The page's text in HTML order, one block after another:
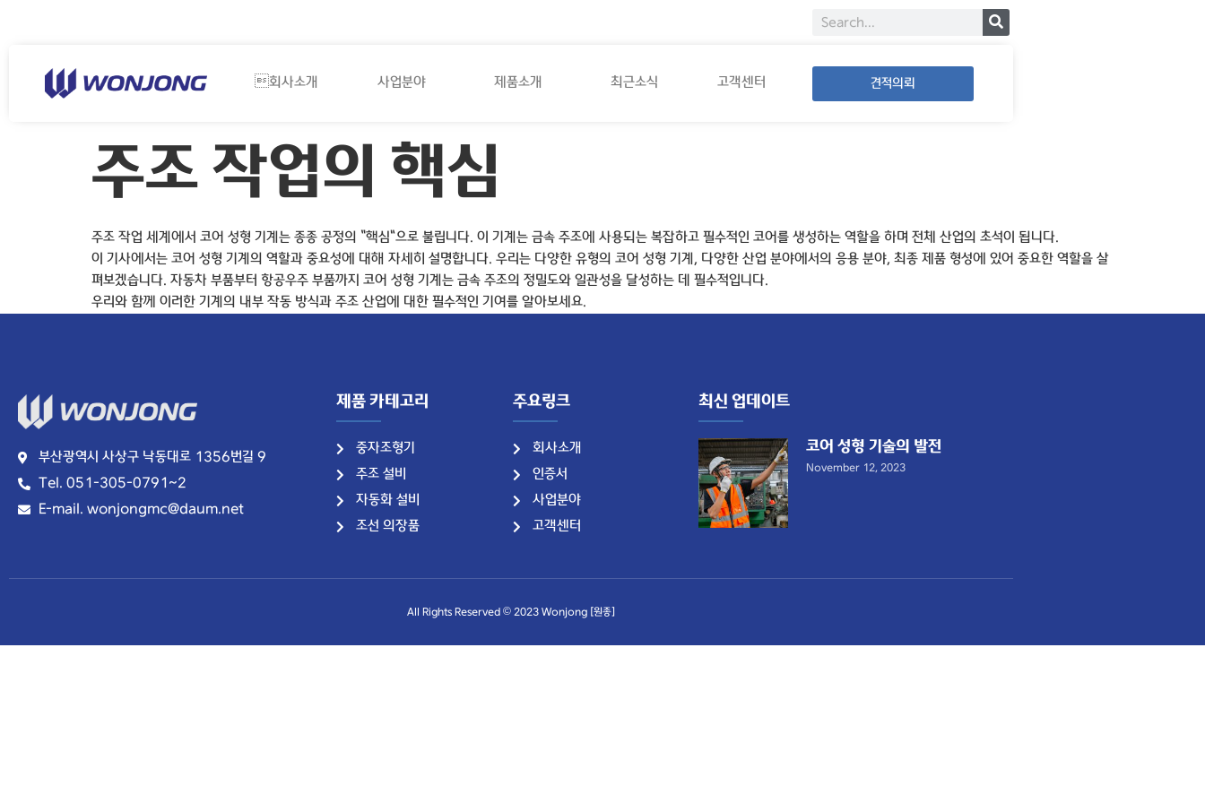
회사소개 사업분야 제품소개 최근소식 고객센터 견적의뢰
주조 작업의 핵심
주조 작업 세계에서 코어 성형 기계는 종종 공정의 “핵심”으로 불립니다. 이 기계는 금속 주조에 사용되는 복잡하고 필수적인 코어를 생성하는 역할을 하며 전체 산업의 초석이 됩니다.
이 기사에서는 코어 성형 기계의 역할과 중요성에 대해 자세히 설명합니다. 우리는 다양한 유형의 코어 성형 기계, 다양한 산업 분야에서의 응용 분야, 최종 제품 형성에 있어 중요한 역할을 살
펴보겠습니다. 자동차 부품부터 항공우주 부품까지 코어 성형 기계는 금속 주조의 정밀도와 일관성을 달성하는 데 필수적입니다.
우리와 함께 이러한 기계의 내부 작동 방식과 주조 산업에 대한 필수적인 기여를 알아보세요.
부산광역시 사상구 낙동대로 1356번길 9
Tel. 051-305-0791~2
E-mail. wonjongmc@daum.net
제품 카테고리
중자조형기
주조 설비
자동화 설비
조선 의장품
주요링크
회사소개
인증서
사업분야
고객센터
최신 업데이트
코어 성형 기술의 발전
November 12, 2023
All Rights Reserved © 2023 Wonjong [원종]